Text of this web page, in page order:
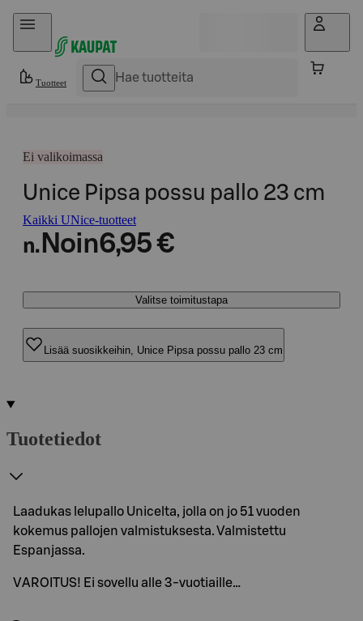
Hyppää sisältöön
Tuotteet
Ei valikoimassa
Unice Pipsa possu pallo 23 cm
Kaikki UNice-tuotteet
n. Noin6,95 €
Valitse toimitustapa
Lisää suosikkeihin, Unice Pipsa possu pallo 23 cm
Tuotetiedot
Laadukas lelupallo Unicelta, jolla on jo 51 vuoden
kokemus pallojen valmistuksesta. Valmistettu
Espanjassa.
VAROITUS! Ei sovellu alle 3-vuotiaille…